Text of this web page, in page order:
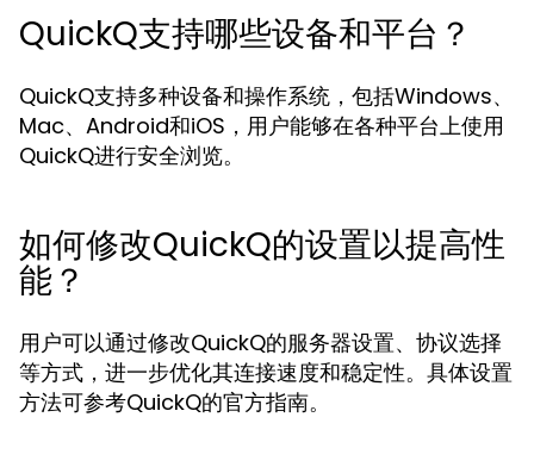
QuickQ支持哪些设备和平台？
QuickQ支持多种设备和操作系统，包括Windows、
Mac、Android和iOS，用户能够在各种平台上使用
QuickQ进行安全浏览。
如何修改QuickQ的设置以提高性
能？
用户可以通过修改QuickQ的服务器设置、协议选择
等方式，进一步优化其连接速度和稳定性。具体设置
方法可参考QuickQ的官方指南。